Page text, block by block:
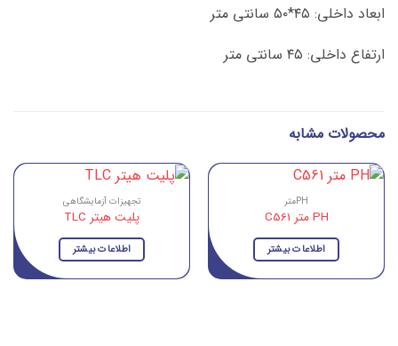
ابعاد داخلی: ۴۵*۵۰ سانتی متر
ارتفاع داخلی: ۴۵ سانتی متر
محصولات مشابه
PHمتر
PH متر C561
اطلاعات بیشتر
تجهیزات آزمایشگاهی
پلیت هیتر TLC
اطلاعات بیشتر